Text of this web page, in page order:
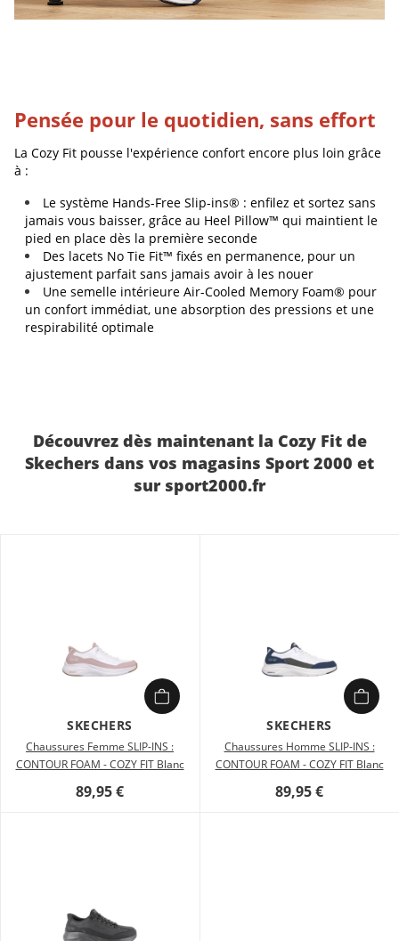
Pensée pour le quotidien, sans effort
La Cozy Fit pousse l'expérience confort encore plus loin grâce
à :
Le système Hands-Free Slip-ins® : enfilez et sortez sans
jamais vous baisser, grâce au Heel Pillow™ qui maintient le
pied en place dès la première seconde
Des lacets No Tie Fit™ fixés en permanence, pour un
ajustement parfait sans jamais avoir à les nouer
Une semelle intérieure Air-Cooled Memory Foam® pour
un confort immédiat, une absorption des pressions et une
respirabilité optimale
Découvrez dès maintenant la Cozy Fit de
Skechers dans vos magasins Sport 2000 et
sur sport2000.fr
SKECHERS
Chaussures Femme SLIP-INS :
CONTOUR FOAM - COZY FIT Blanc
89,95 €
SKECHERS
Chaussures Homme SLIP-INS :
CONTOUR FOAM - COZY FIT Blanc
89,95 €